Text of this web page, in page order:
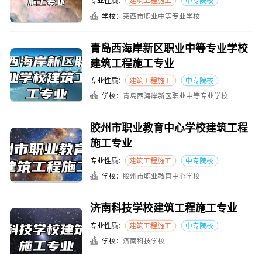
学校： 莱西市职业中等专业学校
青岛西海岸新区职业中等专业学校
建筑工程施工专业
专业性质： 建筑工程施工
中专院校
学校： 青岛西海岸新区职业中等专业学校
胶州市职业教育中心学校建筑工程
施工专业
专业性质： 建筑工程施工
中专院校
学校： 胶州市职业教育中心学校
济南科技学校建筑工程施工专业
专业性质： 建筑工程施工
中专院校
学校： 济南科技学校